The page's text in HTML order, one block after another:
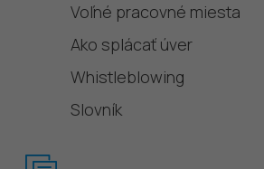
Voľné pracovné miesta
Ako splácať úver
Whistleblowing
Slovník